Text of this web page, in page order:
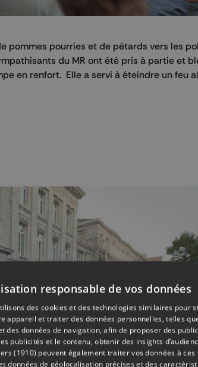
pommes pourries et de pétards vers les
du MR ont été pris à partie et
en renfort. Elle a servi à éteindre un feu
responsable de vos données
des cookies et des technologies similaires pour
appareil et traiter des données personnelles, telles
des données de navigation, afin de proposer des
publicités et le contenu, obtenir des insights
(1910) peuvent également traiter vos données à ces
données de géolocalisation précises et des